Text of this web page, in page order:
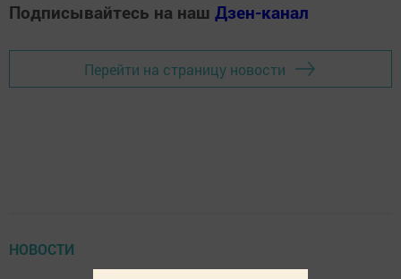
Подписывайтесь на наш Дзен-канал
Перейти на страницу новости
НОВОСТИ